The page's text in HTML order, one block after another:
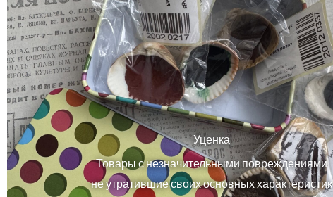
Уценка
Товары с незначительными повреждениями
не утратившие своих основных характеристик